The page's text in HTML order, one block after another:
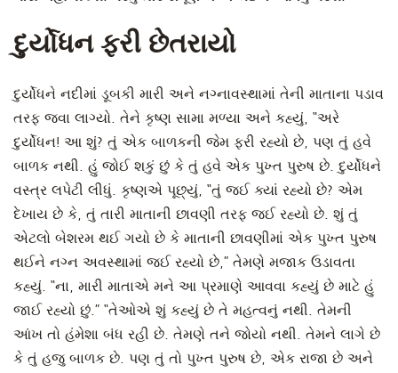
દુર્યોધન ફરી છેતરાયો
દુર્યોધને નદીમાં ડૂબકી મારી અને નગ્નાવસ્થામાં તેની માતાના પડાવ
તરફ જવા લાગ્યો. તેને કૃષ્ણ સામા મળ્યા અને કહ્યું, “અરે
દુર્યોધન! આ શું? તું એક બાળકની જેમ ફરી રહ્યો છે, પણ તું હવે
બાળક નથી. હું જોઈ શકું છું કે તું હવે એક પુખ્ત પુરુષ છે. દુર્યોધને
વસ્ત્ર લપેટી લીધું. કૃષ્ણએ પૂછ્યું, “તું જઈ ક્યાં રહ્યો છે? એમ
દેખાય છે કે, તું તારી માતાની છાવણી તરફ જઈ રહ્યો છે. શું તું
એટલો બેશરમ થઈ ગયો છે કે માતાની છાવણીમાં એક પુખ્ત પુરુષ
થઈને નગ્ન અવસ્થામાં જઈ રહ્યો છે,” તેમણે મજાક ઉડાવતા
કહ્યું. “ના, મારી માતાએ મને આ પ્રમાણે આવવા કહ્યું છે માટે હું
જાઈ રહ્યો છું.” “તેઓએ શું કહ્યું છે તે મહત્વનું નથી. તેમની
આંખ તો હંમેશા બંધ રહી છે. તેમણે તને જોયો નથી. તેમને લાગે છે
કે તું હજુ બાળક છે. પણ તું તો પુખ્ત પુરુષ છે, એક રાજા છે અને